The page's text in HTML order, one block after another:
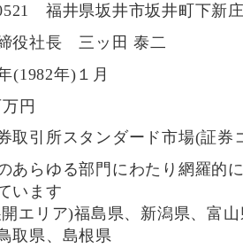
福井県坂井市坂井町下新
役社長 三ッ田 泰二
(1982年)１月
円
取引所スタンダード市場(証券
あらゆる部門にわたり網羅的
います
エリア)福島県、新潟県、富
取県、島根県